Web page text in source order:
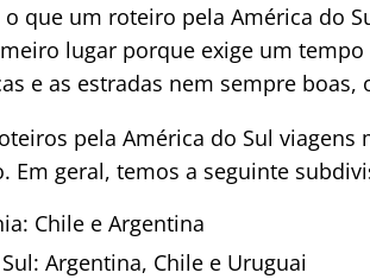
que um roteiro pela América do
lugar porque exige um
e as estradas nem sempre
pela América do Sul
Em geral, temos a seguinte
Chile e Argentina
Argentina, Chile e Uruguai